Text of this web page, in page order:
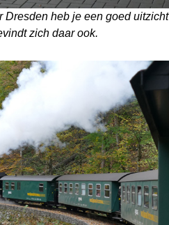
Dresden heb je een goed uitzicht
zich daar ook.